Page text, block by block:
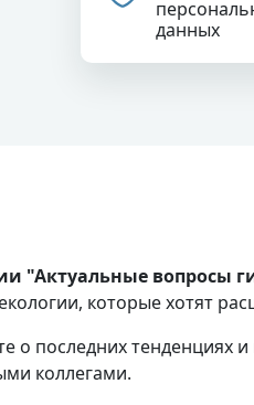
данных
вопросы
которые хотят
о последних тенденциях
коллегами.